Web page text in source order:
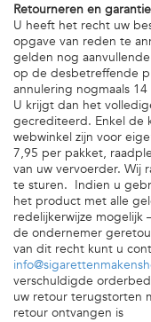
Retourneren en garantie
U heeft het recht uw
opgave van reden te
gelden nog
op de desbetreffende
annulering nogmaals
U krijgt dan het
gecrediteerd. Enkel de
webwinkel zijn voor
7,95 per pakket,
van uw vervoerder. Wij
te sturen. Indien u
het product met alle
redelijkerwijze mogelijk
de ondernemer
van dit recht kunt u
verschuldigde
uw retour terugstorten
retour ontvangen is